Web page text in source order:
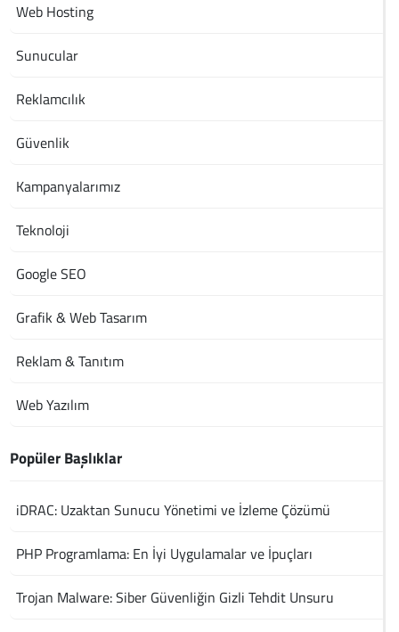
Web Hosting
Sunucular
Reklamcılık
Güvenlik
Kampanyalarımız
Teknoloji
Google SEO
Grafik & Web Tasarım
Reklam & Tanıtım
Web Yazılım
Popüler Başlıklar
iDRAC: Uzaktan Sunucu Yönetimi ve İzleme Çözümü
PHP Programlama: En İyi Uygulamalar ve İpuçları
Trojan Malware: Siber Güvenliğin Gizli Tehdit Unsuru